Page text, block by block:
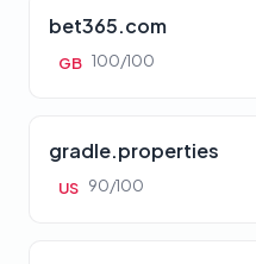
bet365.com
GB 100/100
gradle.properties
US 90/100